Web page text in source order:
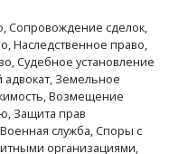
Сопровождение сделок,
Наследственное право,
Судебное установление
Земельное
Возмещение
Защита прав
служба, Споры с
организациями,